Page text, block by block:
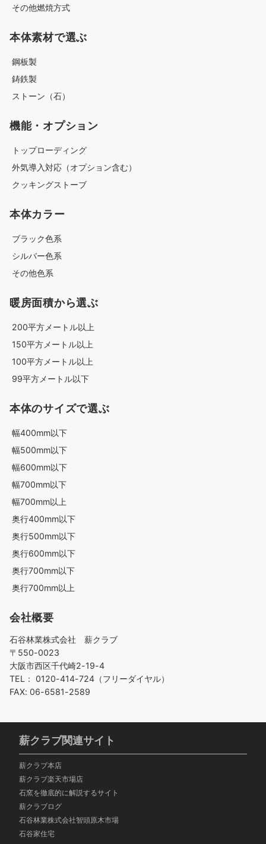
その他燃焼方式
本体素材で選ぶ
鋼板製
鋳鉄製
ストーン（石）
機能・オプション
トップローディング
外気導入対応（オプション含む）
クッキングストーブ
本体カラー
ブラック色系
シルバー色系
その他色系
暖房面積から選ぶ
200平方メートル以上
150平方メートル以上
100平方メートル以上
99平方メートル以下
本体のサイズで選ぶ
幅400mm以下
幅500mm以下
幅600mm以下
幅700mm以下
幅700mm以上
奥行400mm以下
奥行500mm以下
奥行600mm以下
奥行700mm以下
奥行700mm以上
会社概要
石谷林業株式会社 薪クラブ
〒550-0023
大阪市西区千代崎2-19-4
TEL： 0120-414-724（フリーダイヤル）
FAX: 06-6581-2589
薪クラブ関連サイト
薪クラブ本店
薪クラブ楽天市場店
石窯を徹底的に解説するサイト
薪クラブログ
石谷林業株式会社智頭原木市場
石谷家住宅